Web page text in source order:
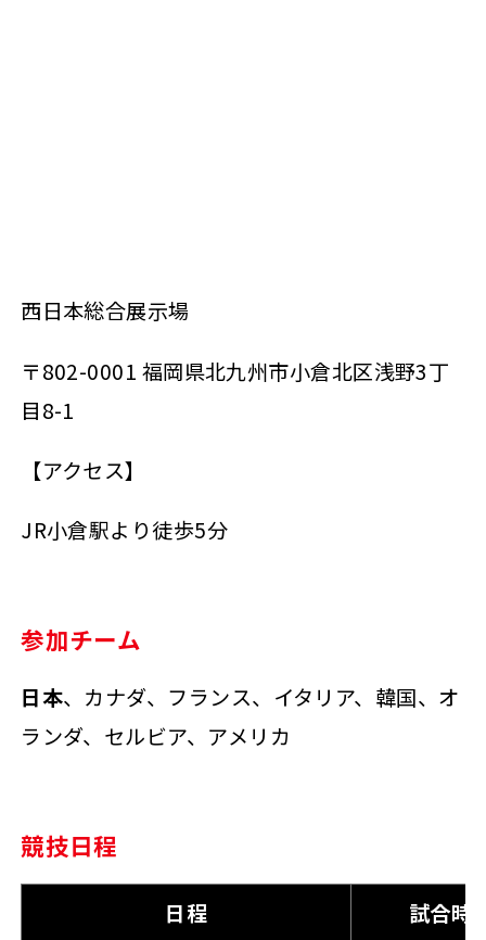
西日本総合展示場
〒802-0001 福岡県北九州市小倉北区浅野3丁
目8-1
【アクセス】
JR小倉駅より徒歩5分
参加チーム
日本、カナダ、フランス、イタリア、韓国、オ
ランダ、セルビア、アメリカ
競技日程
日程 試合時